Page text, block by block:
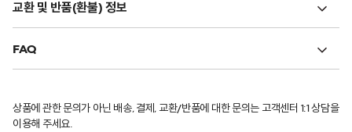
교환 및 반품(환불) 정보
FAQ
상품에 관한 문의가 아닌 배송, 결제, 교환/반품에 대한 문의는 고객센터 1:1 상담을
이용해 주세요.